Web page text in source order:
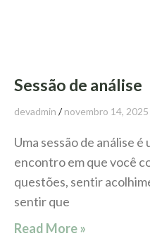
Sessão de análise
devadmin novembro 14, 2025
Uma sessão de análise
encontro em que você
questões, sentir
sentir que
Read More »